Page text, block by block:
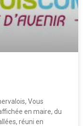
Vous
en maire, du
réuni en